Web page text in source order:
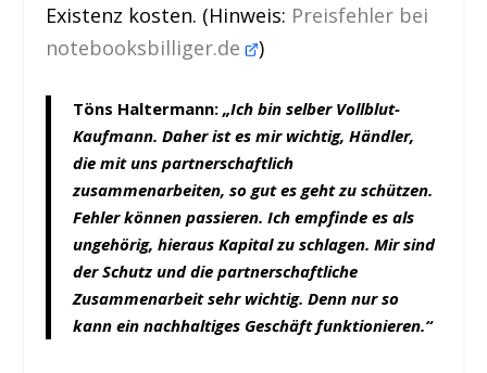
Existenz kosten. (Hinweis: Preisfehler bei
notebooksbilliger.de )
Töns Haltermann:„Ich bin selber Vollblut-
Kaufmann. Daher ist es mir wichtig, Händler,
die mit uns partnerschaftlich
zusammenarbeiten, so gut es geht zu schützen.
Fehler können passieren. Ich empfinde es als
ungehörig, hieraus Kapital zu schlagen. Mir sind
der Schutz und die partnerschaftliche
Zusammenarbeit sehr wichtig. Denn nur so
kann ein nachhaltiges Geschäft funktionieren.“